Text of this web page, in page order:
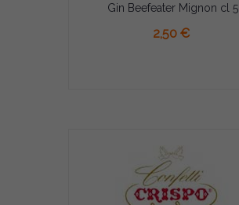
Gin Beefeater Mignon cl 5
2,50 €